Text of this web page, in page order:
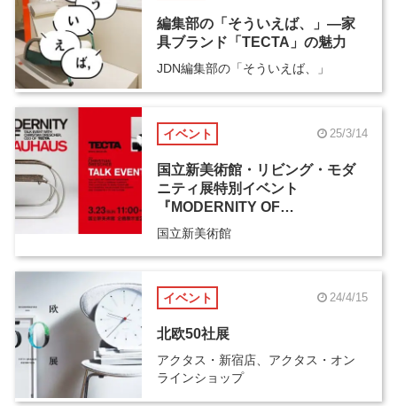
編集部の「そういえば、」―家
具ブランド「TECTA」の魅力
JDN編集部の「そういえば、」
イベント 25/3/14
国立新美術館・リビング・モダ
ニティ展特別イベント
『MODERNITY OF
BAUHAUS』
国立新美術館
イベント 24/4/15
北欧50社展
アクタス・新宿店、アクタス・オン
ラインショップ